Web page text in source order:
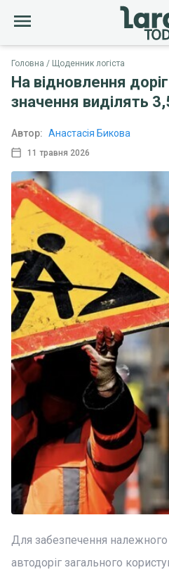
Головна Щоденник логіста
На відновлення
значення виділять
11 травня 2026
Автор: Анастасія Бикова
Для забезпечення
автодоріг загального